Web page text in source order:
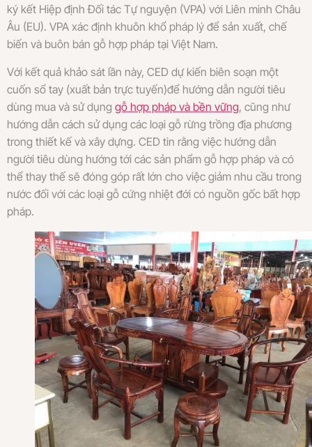
ký kết Hiệp định Đối tác Tự nguyện (VPA) với Liên minh Châu
Âu (EU). VPA xác định khuôn khổ pháp lý để sản xuất, chế
biến và buôn bán gỗ hợp pháp tại Việt Nam.
Với kết quả khảo sát lần này, CED dự kiến biên soạn một
cuốn sổ tay (xuất bản trực tuyến)để hướng dẫn người tiêu
dùng mua và sử dụng gỗ hợp pháp và bền vững, cũng như
hướng dẫn cách sử dụng các loại gỗ rừng trồng địa phương
trong thiết kế và xây dựng. CED tin rằng việc hướng dẫn
người tiêu dùng hướng tới các sản phẩm gỗ hợp pháp và có
thể thay thế sẽ đóng góp rất lớn cho việc giảm nhu cầu trong
nước đối với các loại gỗ cứng nhiệt đới có nguồn gốc bất hợp
pháp.